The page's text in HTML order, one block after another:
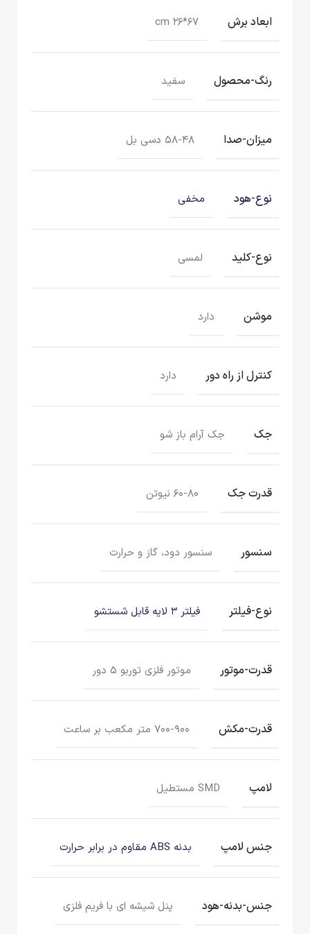
ابعاد برش ۶۷*۲۶ cm
رنگ-محصول سفید
میزان-صدا ۵۸-۴۸ دسی بل
نوع-هود مخفی
نوع-کلید لمسی
موشن دارد
کنترل از راه دور دارد
جک جک آرام باز شو
قدرت جک ۶۰-۸۰ نیوتن
سنسور سنسور دود، گاز و حرارت
نوع-فیلتر فیلتر ۳ لایه قابل شستشو
قدرت-موتور موتور فلزی توربو ۵ دور
قدرت-مکش ۷۰۰-۹۰۰ متر مکعب بر ساعت
لامپ SMD مستطیل
جنس لامپ بدنه ABS مقاوم در برابر حرارت
جنس-بدنه-هود پنل شیشه ای با فریم فلزی